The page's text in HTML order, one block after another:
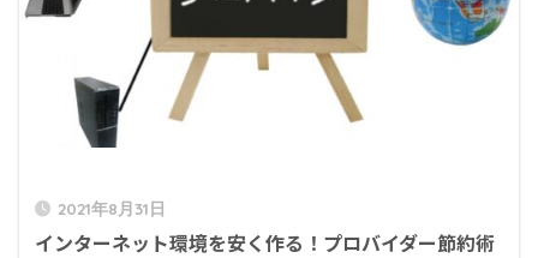
2021年8月31日
インターネット環境を安く作る！プロバイダー節約術